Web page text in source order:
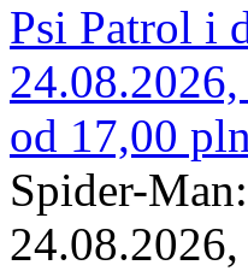
Psi Patrol i
od 17,00 pln
Spider-